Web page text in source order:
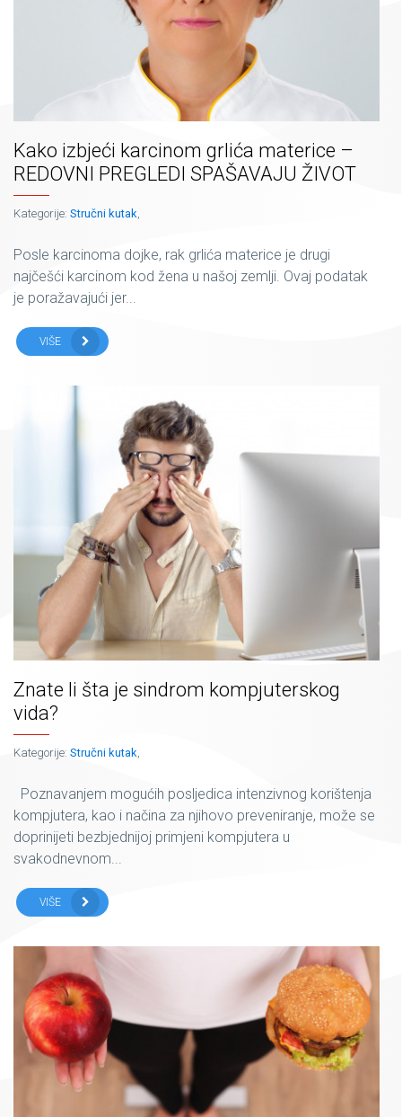
Kako izbjeći karcinom grlića materice –
REDOVNI PREGLEDI SPAŠAVAJU ŽIVOT
Kategorije: Stručni kutak,
Posle karcinoma dojke, rak grlića materice je drugi
najčešći karcinom kod žena u našoj zemlji. Ovaj podatak
je poražavajući jer...
VIŠE
Znate li šta je sindrom kompjuterskog
vida?
Kategorije: Stručni kutak,
Poznavanjem mogućih posljedica intenzivnog korištenja
kompjutera, kao i načina za njihovo preveniranje, može se
doprinijeti bezbjednijoj primjeni kompjutera u
svakodnevnom...
VIŠE